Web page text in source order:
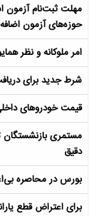
مهلت ثبت‌نام آزمون
حوزه‌های آزمون
امر ملوکانه و نظر
شرط جدید برای
قیمت خودروهای داخلی +
مستمری
دقیق
بورس در محاصره
برای اعتراض قطع